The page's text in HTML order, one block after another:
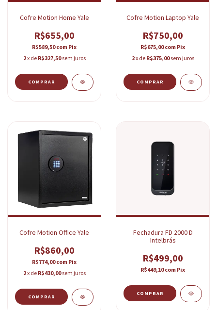
Cofre Motion Home Yale
R$655,00
R$589,50com Pix
2x de R$327,50 sem juros
Cofre Motion Laptop Yale
R$750,00
R$675,00com Pix
2x de R$375,00 sem juros
Cofre Motion Office Yale
R$860,00
R$774,00com Pix
2x de R$430,00 sem juros
Fechadura FD 2000 D
Intelbrás
R$499,00
R$449,10com Pix